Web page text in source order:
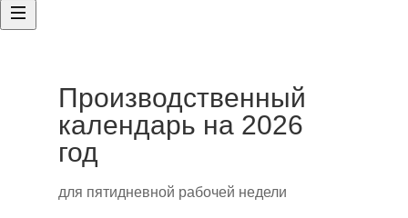
Производственный
календарь на 2026
год
для пятидневной рабочей недели